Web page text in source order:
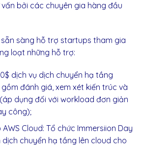
bởi các chuyên gia hàng đầu
sẵn sàng hỗ trợ startups tham gia
loạt những hỗ trợ:
dịch vụ dịch chuyển hạ tầng
đánh giá, xem xét kiến trúc và
dụng đối với workload đơn giản
công);
Cloud: Tổ chức Immersiion Day
chuyển hạ tầng lên cloud cho